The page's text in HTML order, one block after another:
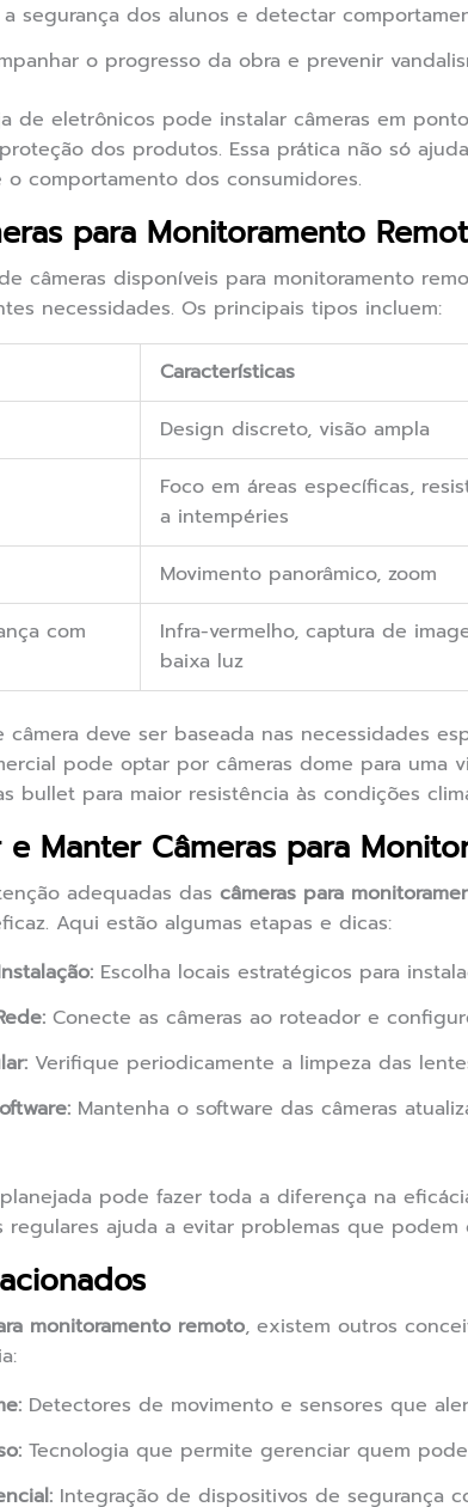
a segurança dos alunos e detectar
o progresso da obra e prevenir
de eletrônicos pode instalar câmeras em
dos produtos. Essa prática não só
comportamento dos consumidores.
para Monitoramento
câmeras disponíveis para monitoramento
necessidades. Os principais tipos incluem:
Características
Design discreto, visão ampla
Foco em áreas específicas,
a intempéries
Movimento panorâmico, zoom
com
Infra-vermelho, captura de
baixa luz
deve ser baseada nas necessidades
pode optar por câmeras dome para uma
bullet para maior resistência às condições
e Manter Câmeras para
adequadas das câmeras para
Aqui estão algumas etapas e dicas:
Escolha locais estratégicos para
Conecte as câmeras ao roteador e
Verifique periodicamente a limpeza das
Mantenha o software das câmeras
pode fazer toda a diferença na
regulares ajuda a evitar problemas que podem
monitoramento remoto, existem outros
Detectores de movimento e sensores que
Tecnologia que permite gerenciar quem
Integração de dispositivos de segurança